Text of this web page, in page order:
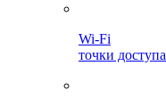
Wi-Fi
точки доступа